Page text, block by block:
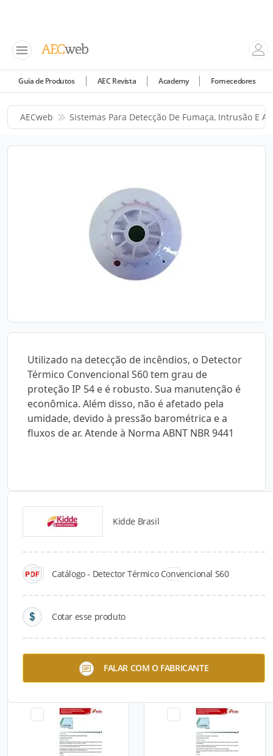
Guia de Produtos AEC Revista Academy Fornecedores
AECweb Sistemas Para Detecção De Fumaça, Intrusão E
Utilizado na detecção de incêndios, o Detector
Térmico Convencional S60 tem grau de
proteção IP 54 e é robusto. Sua manutenção é
econômica. Além disso, não é afetado pela
umidade, devido à pressão barométrica e a
fluxos de ar. Atende à Norma ABNT NBR 9441
Kidde Brasil
Catálogo - Detector Térmico Convencional S60
Cotar esse produto
FALAR COM O FABRICANTE
Catálogos para Download
Cartão de Laço BSD-
Monitorada BSE-310